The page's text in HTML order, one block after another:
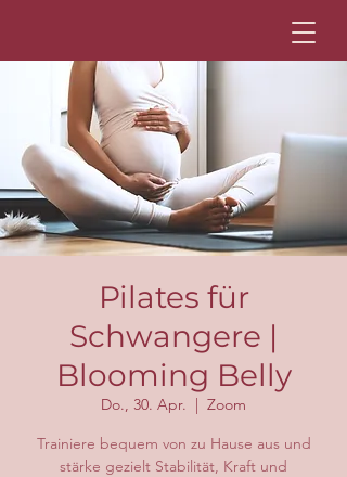
Pilates für
Schwangere |
Blooming Belly
Do., 30. Apr.
  |
Zoom
Trainiere bequem von zu Hause aus und
stärke gezielt Stabilität, Kraft und